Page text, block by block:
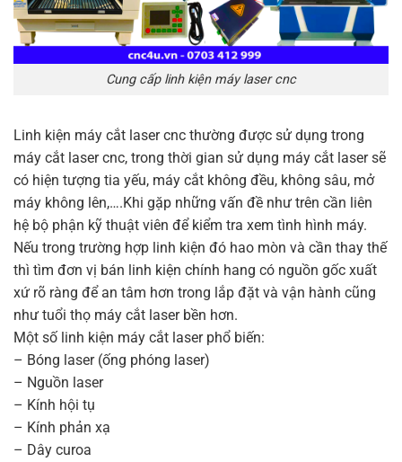
Cung cấp linh kiện máy laser cnc
Linh kiện máy cắt laser cnc thường được sử dụng trong
máy cắt laser cnc, trong thời gian sử dụng máy cắt laser sẽ
có hiện tượng tia yếu, máy cắt không đều, không sâu, mở
máy không lên,….Khi gặp những vấn đề như trên cần liên
hệ bộ phận kỹ thuật viên để kiểm tra xem tình hình máy.
Nếu trong trường hợp linh kiện đó hao mòn và cần thay thế
thì tìm đơn vị bán linh kiện chính hang có nguồn gốc xuất
xứ rõ ràng để an tâm hơn trong lắp đặt và vận hành cũng
như tuổi thọ máy cắt laser bền hơn.
Một số linh kiện máy cắt laser phổ biến:
– Bóng laser (ống phóng laser)
– Nguồn laser
– Kính hội tụ
– Kính phản xạ
– Dây curoa